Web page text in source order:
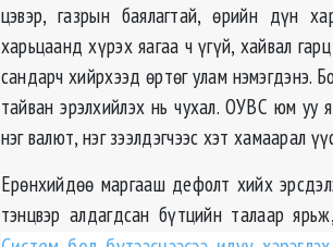
цэвэр, газрын баялагтай, өрийн дүн
харьцаанд хүрэх яагаа ч үгүй, хайвал
сандарч хийрхээд өртөг улам нэмэгдэнэ.
тайван эрэлхийлэх нь чухал. ОУВС юм уу
нэг валют, нэг зээлдэгчээс хэт хамаарал
Ерөнхийдөө маргааш дефолт хийх
тэнцвэр алдагдсан бүтцийн талаар